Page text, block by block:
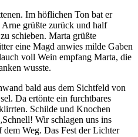
Im höflichen Ton bat er
grüßte zurück und half
schieben. Marta grüßte
eine Magd anwies milde Gaben
voll Wein empfang Marta, die
wusste.
bald aus dem Sichtfeld von
Da ertönte ein furchtbares
Schilde und Knochen
Wir schlagen uns ins
Weg. Das Fest der Lichter